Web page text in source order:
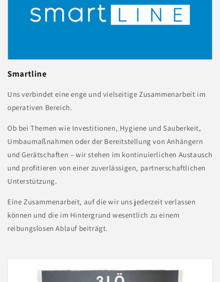
Smartline
Uns verbindet eine enge und vielseitige Zusammenarbeit im
operativen Bereich.
Ob bei Themen wie Investitionen, Hygiene und Sauberkeit,
Umbaumaßnahmen oder der Bereitstellung von Anhängern
und Gerätschaften – wir stehen im kontinuierlichen Austausch
und profitieren von einer zuverlässigen, partnerschaftlichen
Unterstützung.
Eine Zusammenarbeit, auf die wir uns jederzeit verlassen
können und die im Hintergrund wesentlich zu einem
reibungslosen Ablauf beiträgt.